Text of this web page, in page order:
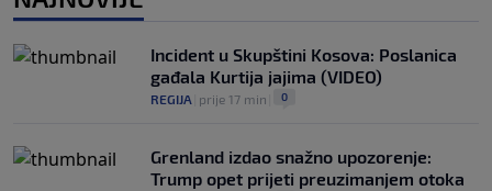
ljubav: Njihova priča ponovo postala
viralna
NOGOMET 7. aug. 0
Incident u Skupštini Kosova: Poslanica
gađala Kurtija jajima (VIDEO)
REGIJA prije 17 min 0
Grenland izdao snažno upozorenje:
Trump opet prijeti preuzimanjem otoka